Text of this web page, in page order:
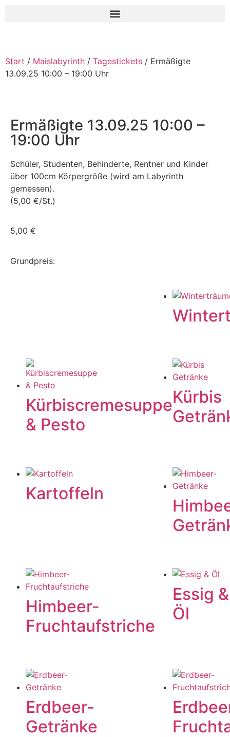
Start / Maislabyrinth / Tagestickets / Ermäßigte
13.09.25 10:00 – 19:00 Uhr
Ermäßigte 13.09.25 10:00 –
19:00 Uhr
Schüler, Studenten, Behinderte, Rentner und Kinder
über 100cm Körpergröße (wird am Labyrinth
gemessen).
(5,00 €/St.)
5,00 €
Grundpreis:
Kürbiscremesuppe
& Pesto
Kürbis
Kartoffeln
Himbeer-
Fruchtaufstriche
Essig &
Öl
Erdbeer-
Getränke